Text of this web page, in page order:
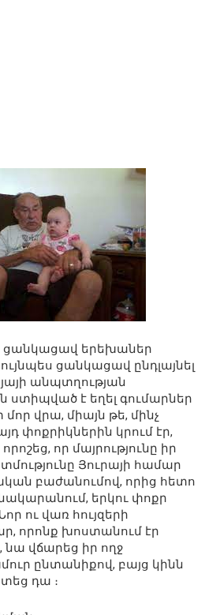
ցանկացավ երեխաներ
ցանկացավ ընդլայնել
անպտղության
ստիպված է եղել գումարներ
վրա, միայն թե, մինչ
փոքրիկներին կրում էր,
որ մայրությունը իր
Յուրայի համար
բաժանումով, որից հետո
երկու փոքր
ու վառ հույզերի
որոնք խոստանում էր
վճարեց իր ողջ
ընտանիքով, բայց կինն
դա ։